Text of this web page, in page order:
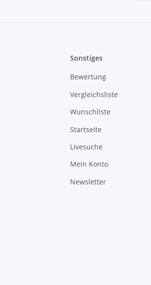
Sonstiges
Bewertung
Vergleichsliste
Wunschliste
Startseite
Livesuche
Mein Konto
Newsletter